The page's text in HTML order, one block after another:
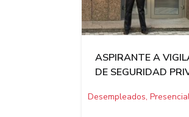
ASPIRANTE A
DE SEGURIDAD
Desempleados,